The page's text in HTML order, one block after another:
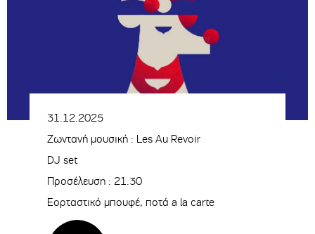
31.12.2025
Ζωντανή μουσική : Les Au Revoir
DJ set
Προσέλευση : 21.30
Εορταστικό μπουφέ, ποτά a la carte